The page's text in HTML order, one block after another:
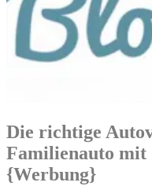
Die richtige
Familienauto mit
{Werbung}